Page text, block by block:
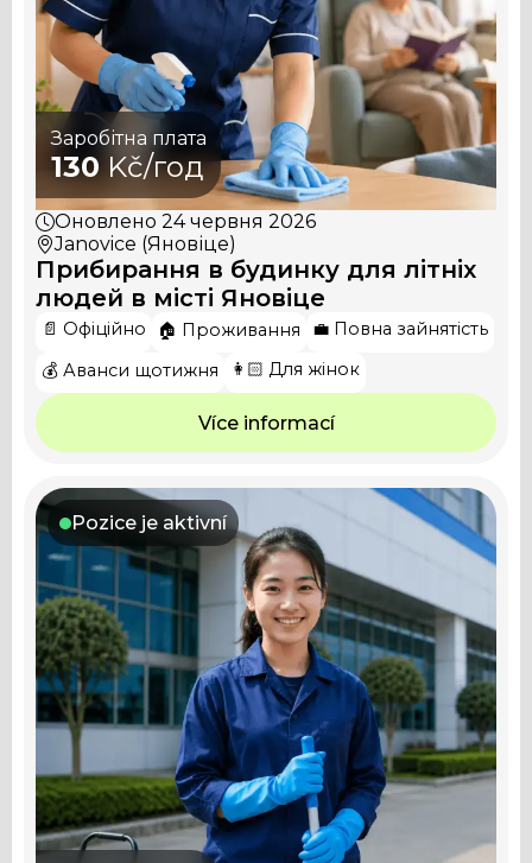
Заробітна плата
130Kč/год
Оновлено 24 червня 2026
Janovice (Яновіце)
Прибирання в будинку для літніх
людей в місті Яновіце
📄 Офіційно 🏠 Проживання
💼 Повна зайнятість
💰 Аванси щотижня
👩🏻 Для жінок
Více informací
Pozice je aktivní